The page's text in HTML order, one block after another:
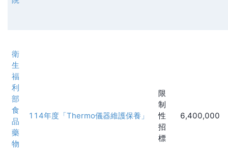
衛
生
福
利
部
食
品
藥
物
114年度「Thermo儀器維護保養」
限
制
性
招
標
6,400,000